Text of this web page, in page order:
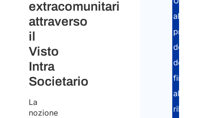
extracomunitari
attraverso
il
Visto
Intra
Societario
La
nozione
alla
della
fino
al
rilascio